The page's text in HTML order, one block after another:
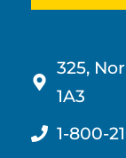
325,
1A3
1-800-